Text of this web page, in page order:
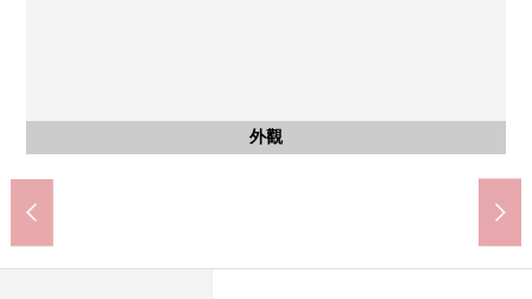
外觀
外觀
外觀
外觀
外觀
外觀
高槻市立奧坂小學(約900m)
步行12分鐘。
高槻市立第8中學(約1000m)
步行13分鐘。
高槻阪急Square(約900m)
步行12分鐘。
業務超市高槻商店(約920m)
步行12分鐘。
全家便利店高槻古曾部店(約100m)
步行2分鐘。
Lawson高槻別所中之町商店(約530m)
步行7分鐘。
社會醫療法人愛仁會高槻醫院(約370m)
步行5分鐘。
Welcia高槻古曾部店(約80m)
步行1分鐘。
安満遺跡公園(約850m)
步行11分鐘。